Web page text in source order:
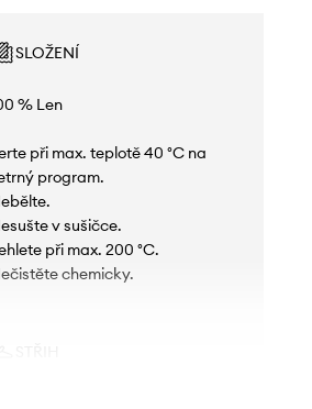
SLOŽENÍ
% Len
při max. teplotě 40 °C na
program.
v sušičce.
při max. 200 °C.
chemicky.